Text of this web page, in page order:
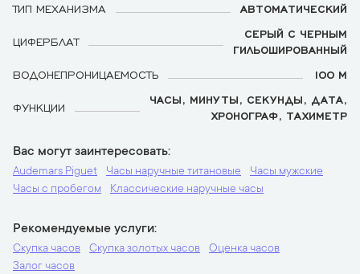
ТИП МЕХАНИЗМА
АВТОМАТИЧЕСКИЙ
ЦИФЕРБЛАТ
СЕРЫЙ С ЧЕРНЫМ
ГИЛЬОШИРОВАННЫЙ
ВОДОНЕПРОНИЦАЕМОСТЬ
100 М
ФУНКЦИИ
ЧАСЫ, МИНУТЫ, СЕКУНДЫ, ДАТА,
ХРОНОГРАФ, ТАХИМЕТР
Вас могут заинтересовать
Audemars Piguet Часы наручные титановые
Часы мужские
Часы с пробегом
Классические наручные часы
Рекомендуемые услуги
Скупка часов Скупка золотых часов
Оценка часов
Залог часов